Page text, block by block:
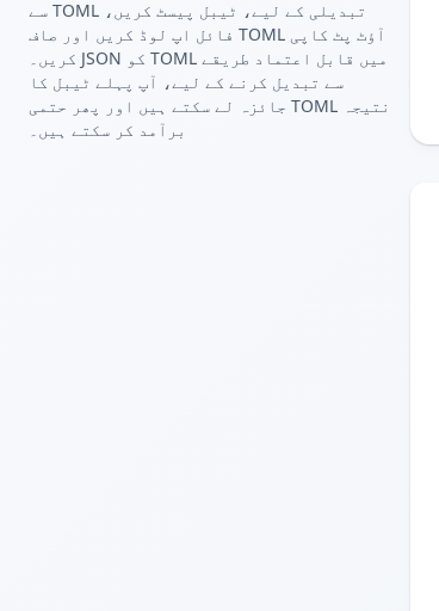
سے TOML تبدیلی کے لیے، ٹیبل پیسٹ کریں،
فائل اپ لوڈ کریں اور صاف TOML آؤٹ پٹ کاپی
کریں۔ JSON کو TOML میں قابل اعتماد طریقے
سے تبدیل کرنے کے لیے، آپ پہلے ٹیبل کا
جائزہ لے سکتے ہیں اور پھر حتمی TOML نتیجہ
برآمد کر سکتے ہیں۔